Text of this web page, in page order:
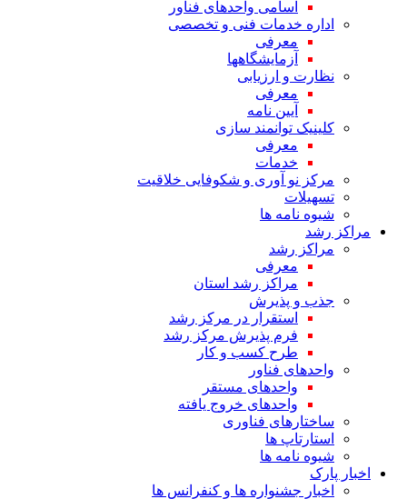
اسامی واحدهای فناور
اداره خدمات فنی و تخصصی
معرفی
آزمایشگاهها
نظارت و ارزیابی
معرفی
آیین نامه
کلینیک توانمند سازی
معرفی
خدمات
مرکز نو آوری و شکوفایی خلاقیت
تسهیلات
شیوه نامه ها
مراکز رشد
مراکز رشد
معرفی
مراکز رشد استان
جذب و پذیرش
استقرار در مرکز رشد
فرم پذیرش مرکز رشد
طرح کسب و کار
واحدهای فناور
واحدهای مستقر
واحدهای خروج یافته
ساختارهای فناوری
استارتاپ ها
شیوه نامه ها
اخبار پارک
اخبار جشنواره ها و کنفرانس ها